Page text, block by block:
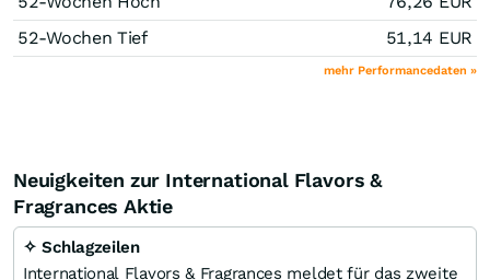
52-Wochen Tief
51,14 EUR
mehr Performancedaten »
Neuigkeiten zur International Flavors &
Fragrances Aktie
✧ Schlagzeilen
International Flavors & Fragrances meldet für das zweite